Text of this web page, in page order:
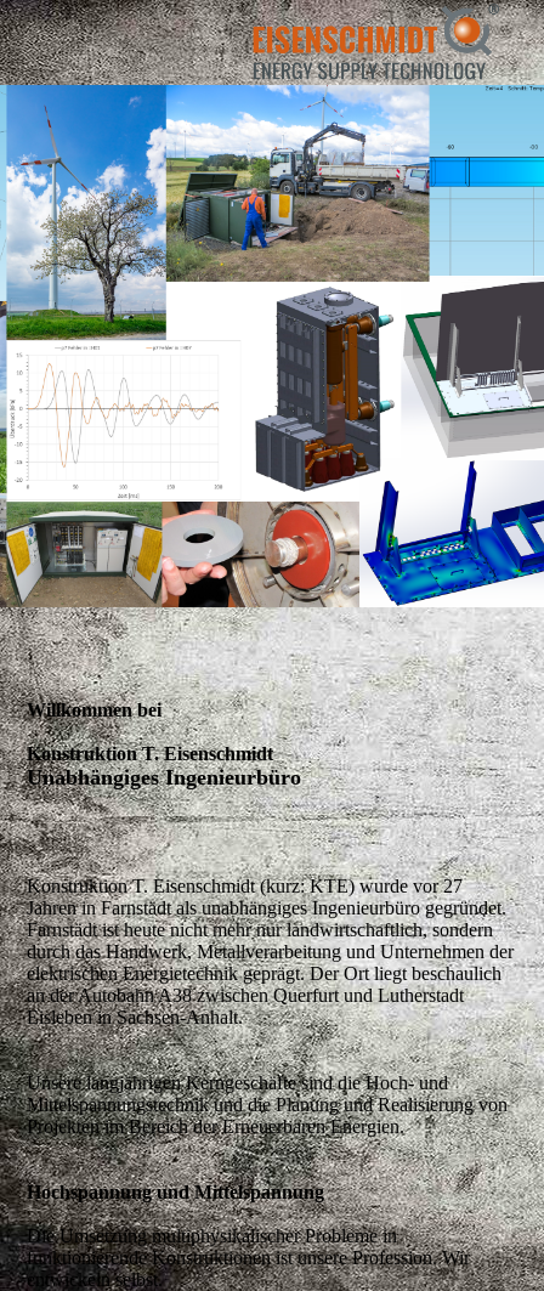
Willkommen bei
Konstruktion T. Eisenschmidt
Unabhängiges Ingenieurbüro
Konstruktion T. Eisenschmidt(kurz: KTE) wurde vor 27
Jahren in Farnstädt als unabhängiges Ingenieurbüro gegründet.
Farnstädt ist heute nicht mehr nur landwirtschaftlich, sondern
durch das Handwerk, Metallverarbeitung und Unternehmen der
elektrischen Energietechnik geprägt. Der Ort liegt beschaulich
an der Autobahn A38 zwischen Querfurt und Lutherstadt
Eisleben in Sachsen-Anhalt.
Unsere langjährigen Kerngeschäfte sind dieHoch- und
Mittelspannungstechnikund die Planung und Realisierung von
Projekten im Bereich derErneuerbaren Energien.
Hochspannung und Mittelspannung
Die Umsetzung multiphysikalischer Probleme in
funktionierende Konstruktionen ist unsere Profession. Wir
entwickeln selbst.